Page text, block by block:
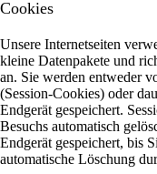
Cookies
Unsere Internetseiten
kleine Datenpakete und
an. Sie werden entweder
(Session-Cookies) oder
Endgerät gespeichert.
Besuchs automatisch
Endgerät gespeichert, bis
automatische Löschung